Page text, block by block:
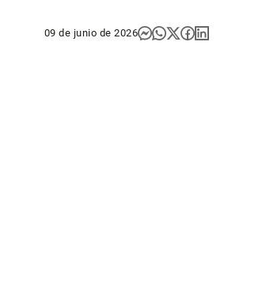
09 de junio de 2026